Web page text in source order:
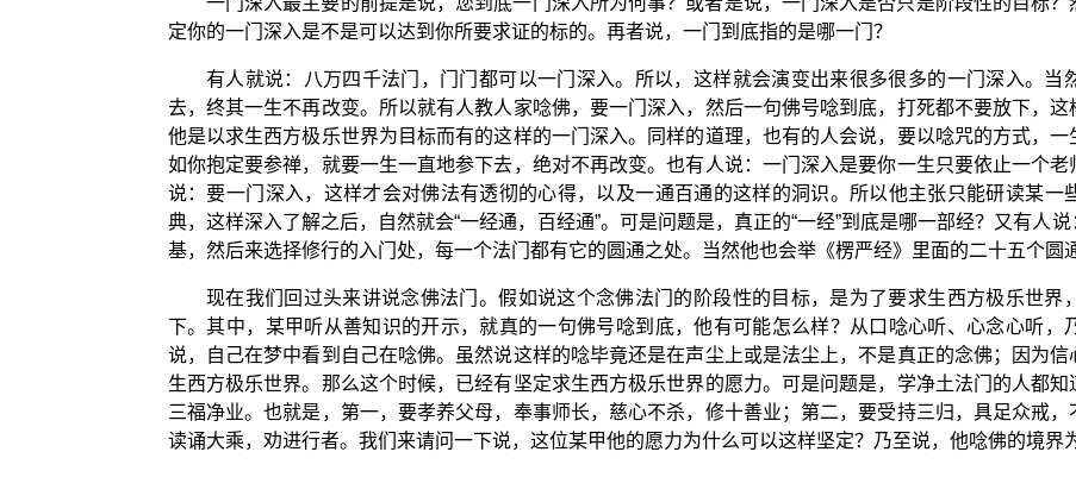
定你的一门深入是不是可以达到你所要求证的标的。再者说，一门到底指的是哪一门？
有人就说：八万四千法门，门门都可以一门深入。所以，这样就会演变出来很多很多的一门深入。当
去，终其一生不再改变。所以就有人教人家唸佛，要一门深入，然后一句佛号唸到底，打死都不要放下，这
他是以求生西方极乐世界为目标而有的这样的一门深入。同样的道理，也有的人会说，要以唸咒的方式，
如你抱定要参禅，就要一生一直地参下去，绝对不再改变。也有人说：一门深入是要你一生只要依止一个
说：要一门深入，这样才会对佛法有透彻的心得，以及一通百通的这样的洞识。所以他主张只能研读某一
典，这样深入了解之后，自然就会“一经通，百经通”。可是问题是，真正的“一经”到底是哪一部经？又有人
基，然后来选择修行的入门处，每一个法门都有它的圆通之处。当然他也会举《楞严经》里面的二十五个圆
现在我们回过头来讲说念佛法门。假如说这个念佛法门的阶段性的目标，是为了要求生西方极乐世界
下。其中，某甲听从善知识的开示，就真的一句佛号唸到底，他有可能怎么样？从口唸心听、心念心听，
说，自己在梦中看到自己在唸佛。虽然说这样的唸毕竟还是在声尘上或是法尘上，不是真正的念佛；因为
生西方极乐世界。那么这个时候，已经有坚定求生西方极乐世界的愿力。可是问题是，学净土法门的人都
三福净业。也就是，第一，要孝养父母，奉事师长，慈心不杀，修十善业；第二，要受持三归，具足众戒，
读诵大乘，劝进行者。我们来请问一下说，这位某甲他的愿力为什么可以这样坚定？乃至说，他唸佛的境界